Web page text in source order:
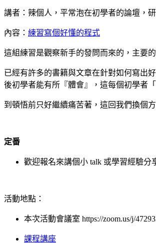
講者：辣個人，平常泡在初學者的論壇，
內容： 練習寫個好懂的程式
這組練習是觀察新手的發問而來的，主要
已經有許多的書籍與文章在針對如何寫出
後初學者能有所『體會』，這每個初學者
到頓悟前只好繼續痛苦著，這回我們換個
定番
歡迎報名來講個小 talk 或學習經驗分
活動地點：
本次活動會議室 https://zoom.us/j/
課程講座